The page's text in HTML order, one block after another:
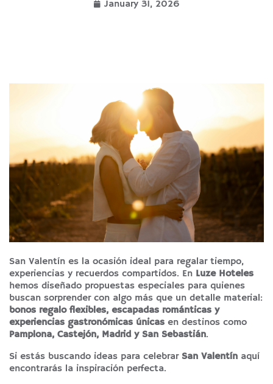
January 31, 2026
San Valentín es la ocasión ideal para regalar tiempo,
experiencias y recuerdos compartidos. En Luze Hoteles
hemos diseñado propuestas especiales para quienes
buscan sorprender con algo más que un detalle material:
bonos regalo flexibles, escapadas románticas y
experiencias gastronómicas únicas en destinos como
Pamplona, Castejón, Madrid y San Sebastián.
Si estás buscando ideas para celebrar San Valentín aquí
encontrarás la inspiración perfecta.